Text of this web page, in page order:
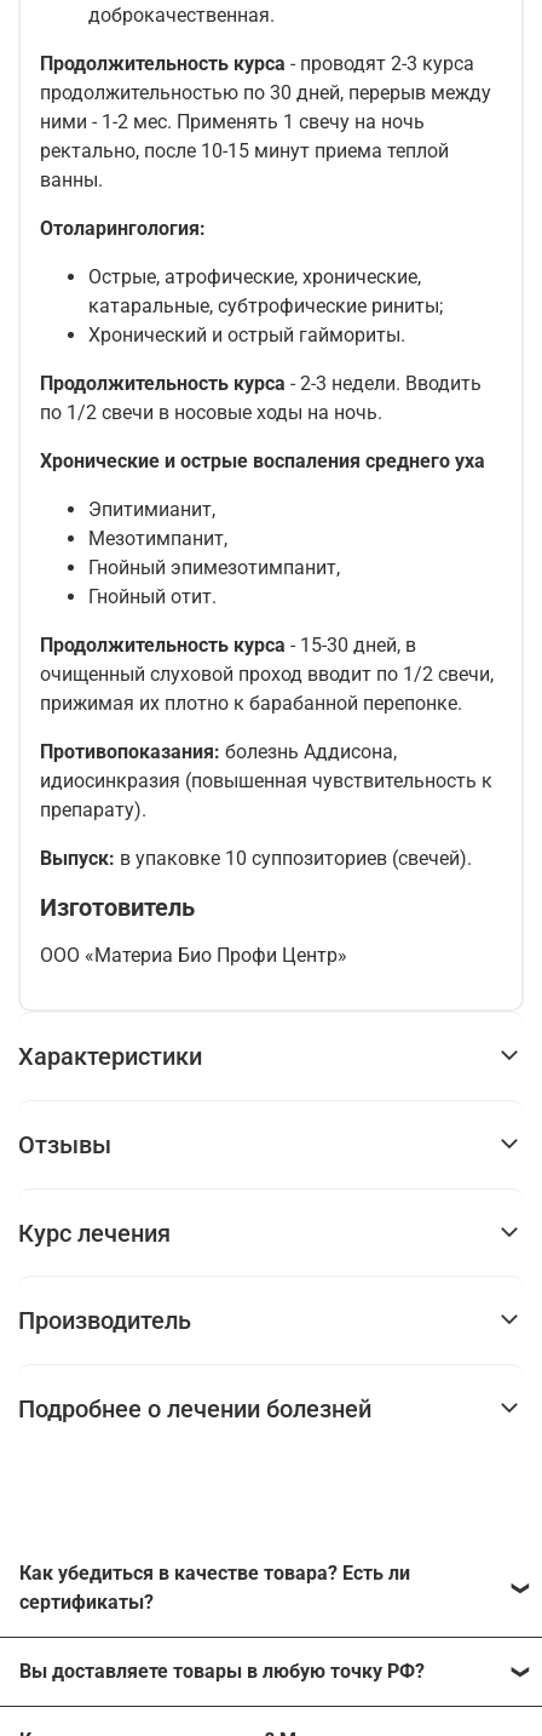
доброкачественная.
Продолжительность курса - проводят 2-3 курса
продолжительностью по 30 дней, перерыв между
ними - 1-2 мес. Применять 1 свечу на ночь
ректально, после 10-15 минут приема теплой
ванны.
Отоларингология:
Острые, атрофические, хронические,
катаральные, субтрофические риниты;
Хронический и острый гаймориты.
Продолжительность курса - 2-3 недели. Вводить
по 1/2 свечи в носовые ходы на ночь.
Хронические и острые воспаления среднего уха
Эпитимианит,
Мезотимпанит,
Гнойный эпимезотимпанит,
Гнойный отит.
Продолжительность курса - 15-30 дней, в
очищенный слуховой проход вводит по 1/2 свечи,
прижимая их плотно к барабанной перепонке.
Противопоказания: болезнь Аддисона,
идиосинкразия (повышенная чувствительность к
препарату).
Выпуск: в упаковке 10 суппозиториев (свечей).
Изготовитель
ООО «Материа Био Профи Центр»
Характеристики
Отзывы
Курс лечения
Производитель
Подробнее о лечении болезней
Как убедиться в качестве товара? Есть ли
сертификаты?
без каких-либо посредников. Каждый из
производителей может подтвердить работу с нашей
Вы доставляете товары в любую точку РФ?